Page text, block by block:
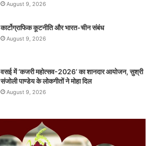
August 9, 2026
कार्टोग्राफिक कूटनीति और भारत-चीन संबंध
August 9, 2026
वसई में ‘कजरी महोत्सव-2026’ का शानदार आयोजन, सुश्री
संजोली पाण्डेय के लोकगीतों ने मोहा दिल
August 9, 2026